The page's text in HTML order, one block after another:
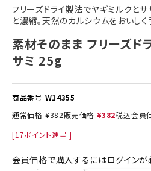
フリーズドライ製法でヤギミルクと
と濃縮。天然のカルシウムをおいしく
素材そのまま フリーズド
サミ 25g
商品番号 W14355
通常価格 ¥382販売価格 ¥382税込会員
[17ポイント進呈 ]
会員価格で購入するにはログインが